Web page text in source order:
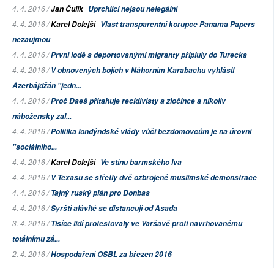
4. 4. 2016 /Jan Čulík Uprchlíci nejsou nelegální
4. 4. 2016 /Karel Dolejší Vlast transparentní korupcePanama Papers
nezaujmou
4. 4. 2016 /První lodě s deportovanými migranty připluly do Turecka
4. 4. 2016 /V obnovených bojích v Náhorním Karabachu vyhlásil
Ázerbájdžán "jedn...
4. 4. 2016 /Proč Daeš přitahuje recidivisty a zločince a nikoliv
nábožensky zal...
4. 4. 2016 /Politika londýndské vlády vůči bezdomovcům je na úrovni
"sociálního...
4. 4. 2016 /Karel Dolejší Ve stínu barmského lva
4. 4. 2016 /V Texasu se střetly dvě ozbrojené muslimské demonstrace
4. 4. 2016 /Tajný ruský plán pro Donbas
4. 4. 2016 /Syrští alávité se distancují od Asada
3. 4. 2016 /Tisíce lidí protestovaly ve Varšavě proti navrhovanému
totálnímu zá...
2. 4. 2016 /Hospodaření OSBL za březen 2016